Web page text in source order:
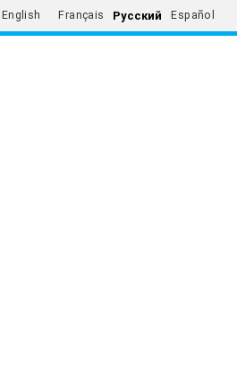
English Français Русский Español